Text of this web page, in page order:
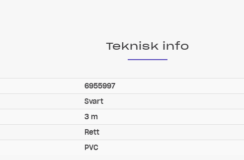
Teknisk info
6955997
Svart
3 m
Rett
PVC